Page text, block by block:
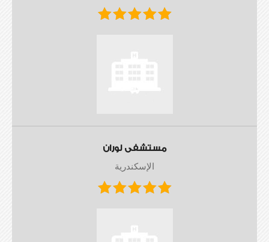
مستشفى لوران
الإسكندرية